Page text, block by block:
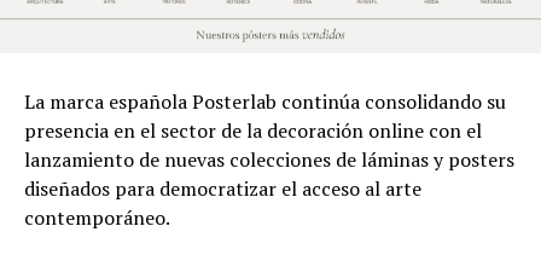
La marca española Posterlab continúa consolidando su
presencia en el sector de la decoración online con el
lanzamiento de nuevas colecciones de láminas y posters
diseñados para democratizar el acceso al arte
contemporáneo.